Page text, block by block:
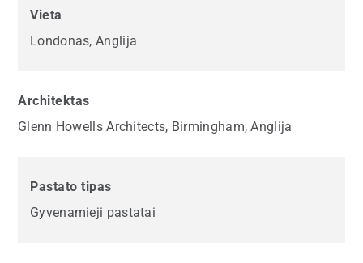
Vieta
Londonas, Anglija
Architektas
Glenn Howells Architects, Birmingham, Anglija
Pastato tipas
Gyvenamieji pastatai